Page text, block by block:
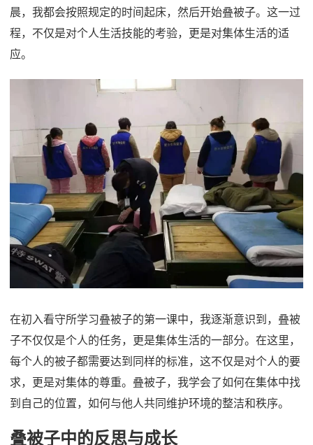
晨，我都会按照规定的时间起床，然后开始叠被子。这一过
程，不仅是对个人生活技能的考验，更是对集体生活的适
应。
在初入看守所学习叠被子的第一课中，我逐渐意识到，叠被
子不仅仅是个人的任务，更是集体生活的一部分。在这里，
每个人的被子都需要达到同样的标准，这不仅是对个人的要
求，更是对集体的尊重。叠被子，我学会了如何在集体中找
到自己的位置，如何与他人共同维护环境的整洁和秩序。
叠被子中的反思与成长